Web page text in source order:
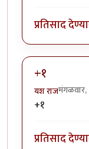
प्रतिसाद
+१
यश राज
+१
प्रतिसाद